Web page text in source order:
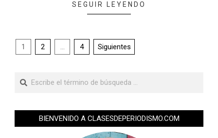
SEGUIR LEYENDO
1 2 … 4 Siguientes
BIENVENIDO A CLASESDEPERIODISMO.COM